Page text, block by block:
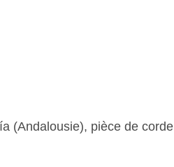
(Andalousie), pièce de corde